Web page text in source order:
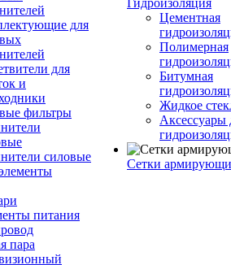
для
для
и
фильтры
силовые
питания
пара
Гидроизоляция
Цементная
Полимерная
Битумная
Жидкое
Аксессуары
Сетки